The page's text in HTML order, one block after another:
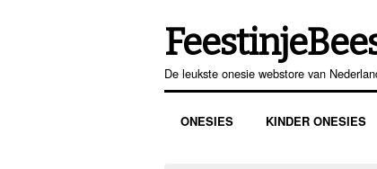
Ga
door
naar
Ga
direct
naar
inhoud
De leukste onesie webstore van
ONESIES KINDER ONESIES